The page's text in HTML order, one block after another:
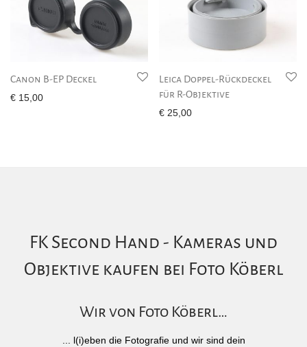
Canon B-EP Deckel
€ 15,00
Leica Doppel-Rückdeckel
für R-Objektive
€ 25,00
FK Second Hand - Kameras und
Objektive kaufen bei Foto Köberl
Wir von Foto Köberl…
... l(i)eben die Fotografie und wir sind dein